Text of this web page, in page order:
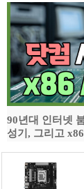
90년대 인터넷
성기, 그리고